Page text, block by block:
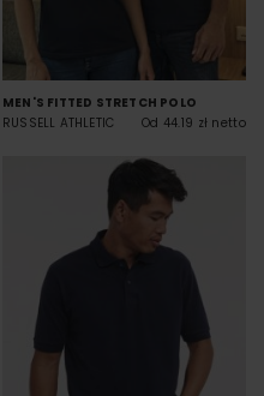
MEN'S FITTED STRETCH POLO
RUSSELL ATHLETIC
Od 44.19 zł netto